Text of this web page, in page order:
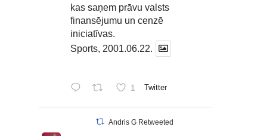
kas saņem prāvu valsts
finansējumu un cenzē
iniciatīvas.
Sports, 2001.06.22.
1 Twitter
Andris G Retweeted